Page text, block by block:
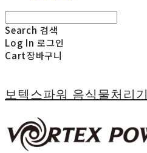
Search 검색
Log In 로그인
Cart장바구니
보텍스파워 음식물처리기